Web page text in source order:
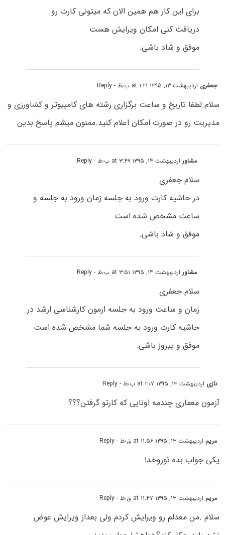
برای این کار هم همین الان که میتونی کارت رو
دریافت کنی امکان ویرایش هست
موفق و شاد باشی.
جعفری اردیبهشت ۱۳, ۱۳۹۵ at ۱:۲۱ ب٫ظ - Reply
سلام.لطفا تاریخ و ساعت برگزاری رشته های کامپیوتر و کشاورزی و
مدیریت رو در صورت امکان اعلام کنید.ممنون میشم پاسخ بدین
مشاور اردیبهشت ۱۴, ۱۳۹۵ at ۳:۴۹ ب٫ظ - Reply
سلام جعفری
در حاشیه کارت ورود به جلسه زمان ورود به جلسه و
ساعت مشخص شده است
موفق و شاد باشی.
مشاور اردیبهشت ۱۴, ۱۳۹۵ at ۳:۵۱ ب٫ظ - Reply
سلام جعفری
زمان و ساعت ورود به جلسه ازمون کارشناسی ارشد در
حاشیه کارت ورود به جلسه شما مشخص شده است
موفق و پیروز باشی.
نازی اردیبهشت ۱۳, ۱۳۹۵ at ۱:۰۷ ب٫ظ - Reply
آزمون معماری چندمه اونایی که کارتو گرفتن؟؟؟
مریم اردیبهشت ۱۳, ۱۳۹۵ at ۱۱:۵۶ ق٫ظ - Reply
یکی جواب بده توروخدا
مریم اردیبهشت ۱۳, ۱۳۹۵ at ۱۱:۴۷ ق٫ظ - Reply
سلام .من معدلم رو ویرایش کردم ولی بعداز ویرایش عوض